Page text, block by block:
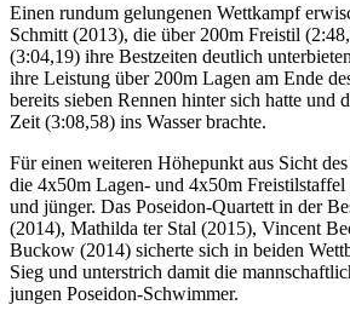
Einen rundum gelungenen Wettkampf
Schmitt (2013), die über 200m Freistil
(3:04,19) ihre Bestzeiten deutlich
ihre Leistung über 200m Lagen am Ende
bereits sieben Rennen hinter sich hatte und
Zeit (3:08,58) ins Wasser brachte.
Für einen weiteren Höhepunkt aus Sicht
die 4x50m Lagen- und 4x50m Freistilstaffel
und jünger. Das Poseidon-Quartett in der
(2014), Mathilda ter Stal (2015), Vincent
Buckow (2014) sicherte sich in beiden
Sieg und unterstrich damit die
jungen Poseidon-Schwimmer.